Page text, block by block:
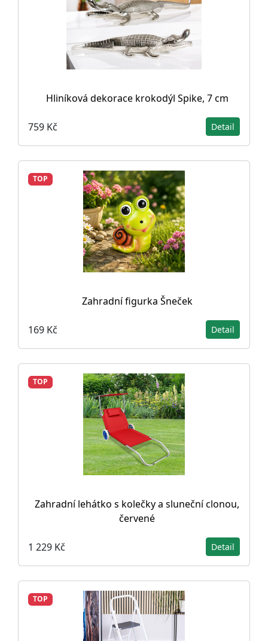
Hliníková dekorace krokodýl Spike, 7 cm
759 Kč Detail
TOP
Zahradní figurka Šneček
169 Kč Detail
TOP
Zahradní lehátko s kolečky a sluneční clonou,
červené
1 229 Kč Detail
TOP